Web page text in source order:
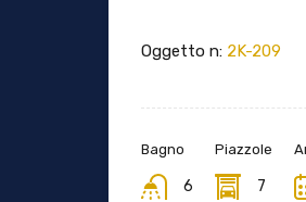
Oggetto n: 2K-209
Bagno
6
Piazzole
7